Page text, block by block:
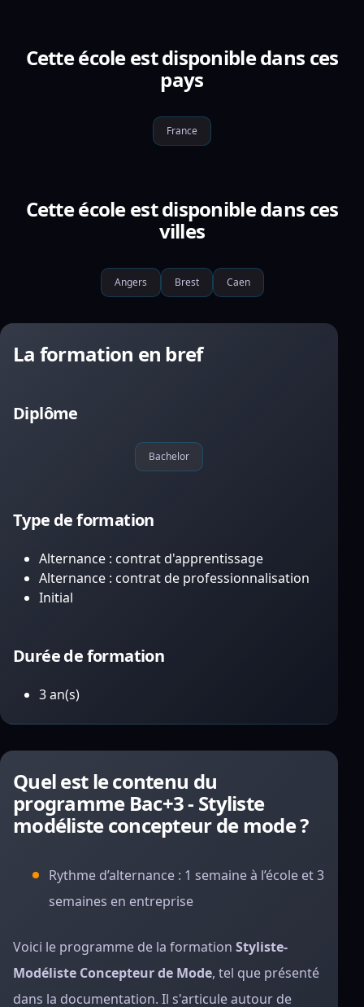
Cette école est disponible dans ces
pays
France
Cette école est disponible dans ces
villes
Angers Brest Caen
La formation en bref
Diplôme
Bachelor
Type de formation
Alternance : contrat d'apprentissage
Alternance : contrat de professionnalisation
Initial
Durée de formation
3 an(s)
Quel est le contenu du
programme Bac+3 - Styliste
modéliste concepteur de mode ?
Rythme d’alternance : 1 semaine à l’école et 3
semaines en entreprise
Voici le programme de la formation Styliste-
Modéliste Concepteur de Mode, tel que présenté
dans la documentation. Il s'articule autour de